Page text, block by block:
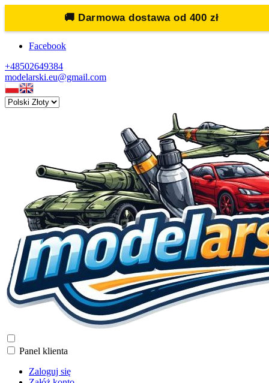
🚚 Darmowa dostawa od 400 zł
Facebook
+48502649384
modelarski.eu@gmail.com
Panel klienta
Zaloguj się